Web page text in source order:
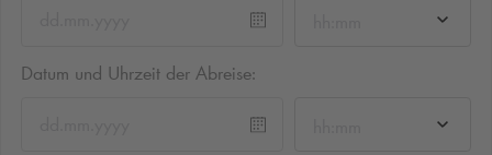
Datum und Uhrzeit der Abreise: